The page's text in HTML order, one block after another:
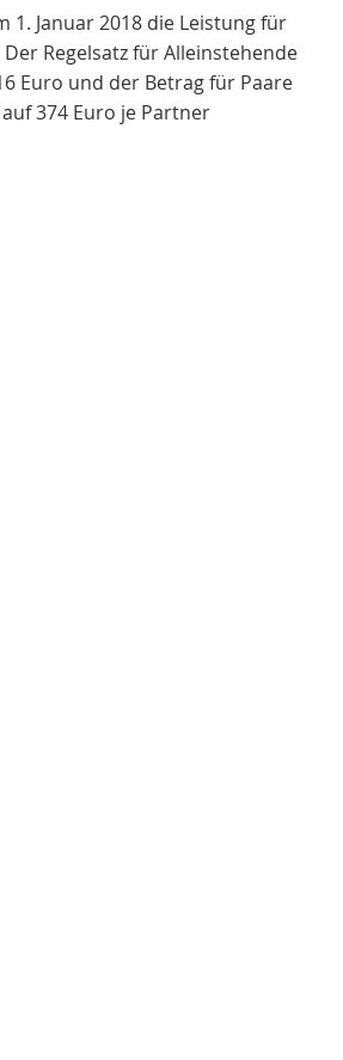
1. Januar 2018 die Leistung für
Regelsatz für Alleinstehende
Euro und der Betrag für Paare
374 Euro je Partner